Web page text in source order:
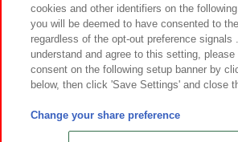
©Bandai Namco Amusement
©Bandai Namco Amusement Lab
cookies and other identifiers on the
you will be deemed to have consented to
regardless of the opt-out preference signals
understand and agree to this setting, please
consent on the following setup banner by
below, then click 'Save Settings' and close
Change your share preference